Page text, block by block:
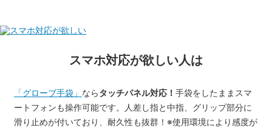
スマホ対応が欲しい人は
「グローブ手袋」 ならタッチパネル対応！ 手袋をしたままスマ
ートフォンも操作可能です。人差し指と中指、グリップ部分に
滑り止めが付いており、耐久性も抜群！※使用環境により感度が